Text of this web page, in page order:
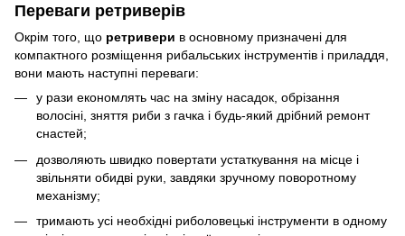
Переваги ретриверів
Окрім того, що ретривери в основному призначені для
компактного розміщення рибальських інструментів і приладдя,
вони мають наступні переваги:
у рази економлять час на зміну насадок, обрізання
волосіні, зняття риби з гачка і будь-який дрібний ремонт
снастей;
дозволяють швидко повертати устаткування на місце і
звільняти обидві руки, завдяки зручному поворотному
механізму;
тримають усі необхідні риболовецькі інструменти в одному